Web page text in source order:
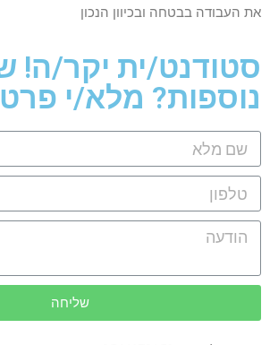
את העבודה בבטחה ובכיוון הנכון
סטודנט/ית יקר/ה!
נוספות? מלא/י
שליחה